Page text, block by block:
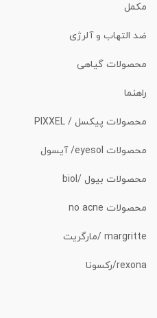
مکمل
ضد التهاب و آلرژی
محصولات گیاهی
راهنما
محصولات پیکسل / PIXXEL
محصولات eyesol/ آیسول
محصولات بیول /biol
محصولات no acne
margritte /مارگریت
rexona/رکسونا